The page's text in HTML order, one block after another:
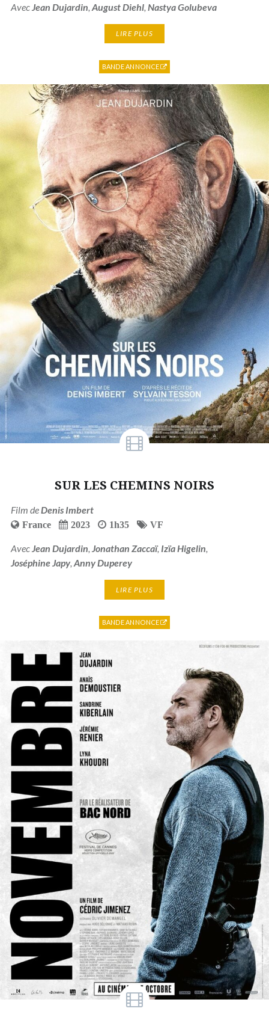
Avec Jean Dujardin August Diehl, Nastya Golubeva
LIRE PLUS
BANDE ANNONCE
SUR LES CHEMINS NOIRS
Film deDenis Imbert
France 2023 1h35 VF
AvecJean Dujardin, Jonathan Zaccaï, Izïa Higelin,
Joséphine Japy, Anny Duperey
LIRE PLUS
BANDE ANNONCE